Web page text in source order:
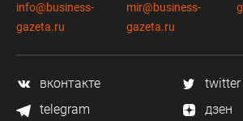
info@business-
gazeta.ru
mir@business-
gazeta.ru
вконтакте
twitter
telegram
дзен